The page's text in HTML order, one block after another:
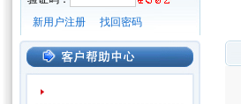
新用户注册
找回密码